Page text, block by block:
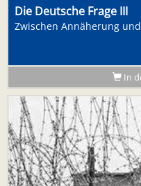
Die Deutsche Frage III
Zwischen Annäherung
In